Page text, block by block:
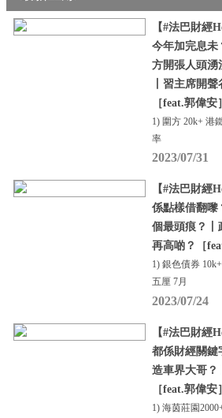
【#法巴財經
今年加完息未
方開張人頭湧
丨習主席開
［feat.郭偉安］
1) 圍方 20k+ 港
率
2023/07/31
【#法巴財經
係點樣借翻嚟
個最頭痕？丨
再高啲？［
1) 銀色債券
五厘 7月
2023/07/24
【#法巴財經
都係財經關鍵
造車界大哥？
［feat.郭偉安］
1) 海茵莊園